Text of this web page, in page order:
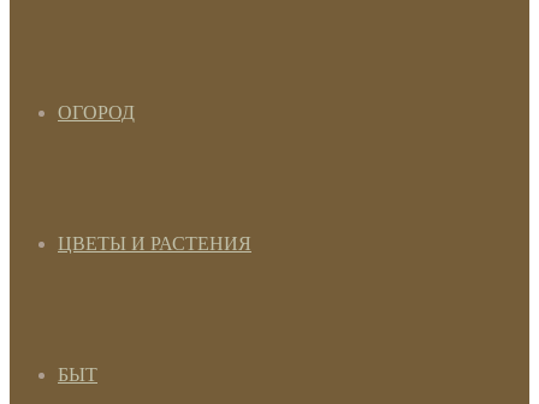
ОГОРОД
ЦВЕТЫ И РАСТЕНИЯ
БЫТ